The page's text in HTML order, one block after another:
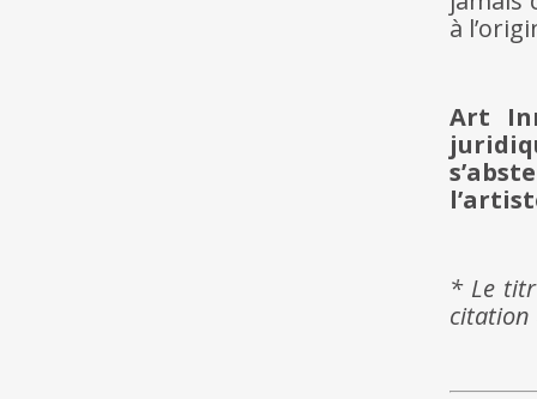
à
Art
* Le
citation